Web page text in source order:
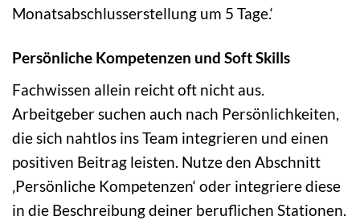
Monatsabschlusserstellung um 5 Tage.‘
Persönliche Kompetenzen und Soft Skills
Fachwissen allein reicht oft nicht aus.
Arbeitgeber suchen auch nach Persönlichkeiten,
die sich nahtlos ins Team integrieren und einen
positiven Beitrag leisten. Nutze den Abschnitt
‚Persönliche Kompetenzen‘ oder integriere diese
in die Beschreibung deiner beruflichen Stationen.